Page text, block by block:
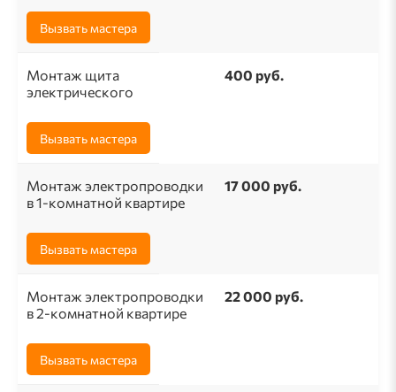
Вызвать мастера
Монтаж щита
электрического
400 руб.
Вызвать мастера
Монтаж электропроводки
в 1-комнатной квартире
17 000 руб.
Вызвать мастера
Монтаж электропроводки
в 2-комнатной квартире
22 000 руб.
Вызвать мастера